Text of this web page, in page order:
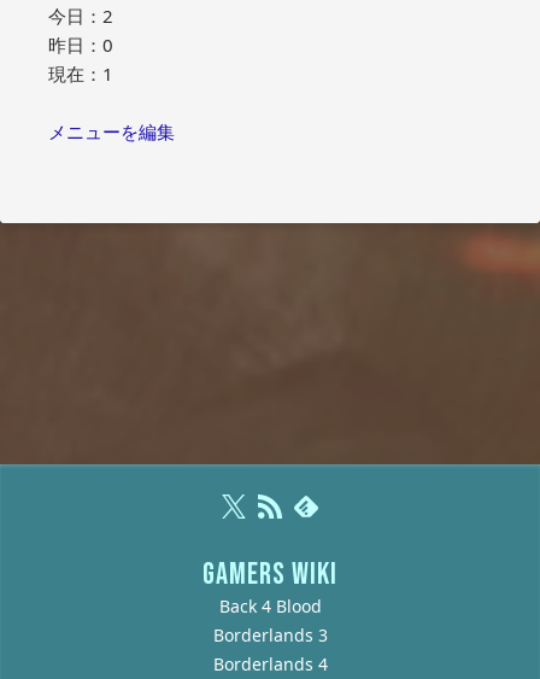
今日：2
昨日：0
現在：1
メニューを編集
GAMERS WIKI
Back 4 Blood
Borderlands 3
Borderlands 4